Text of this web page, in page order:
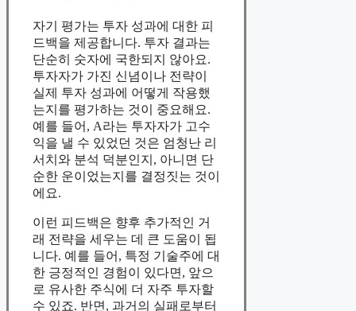
자기 평가는 투자 성과에 대한 피
드백을 제공합니다. 투자 결과는
단순히 숫자에 국한되지 않아요.
투자자가 가진 신념이나 전략이
실제 투자 성과에 어떻게 작용했
는지를 평가하는 것이 중요해요.
예를 들어, A라는 투자자가 고수
익을 낼 수 있었던 것은 엄청난 리
서치와 분석 덕분인지, 아니면 단
순한 운이었는지를 결정짓는 것이
에요.
이런 피드백은 향후 추가적인 거
래 전략을 세우는 데 큰 도움이 됩
니다. 예를 들어, 특정 기술주에 대
한 긍정적인 경험이 있다면, 앞으
로 유사한 주식에 더 자주 투자할
수 있죠. 반면, 과거의 실패로부터